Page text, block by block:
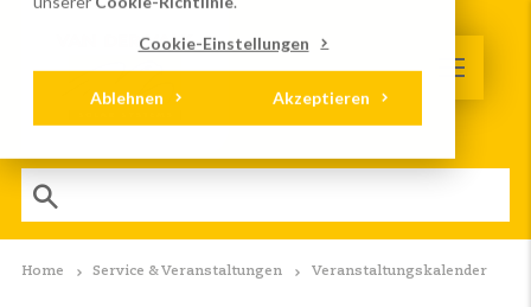
Cookie-Einstellungen
Akzeptieren
Ablehnen
Home Service & Veranstaltungen Veranstaltungskalender